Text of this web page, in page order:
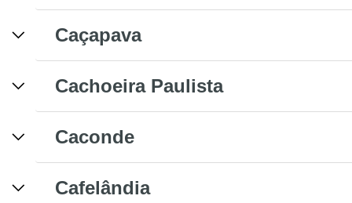
Caçapava
Cachoeira Paulista
Caconde
Cafelândia